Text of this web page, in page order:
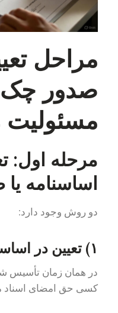
مراحل
صدور چک
مسئولیت
مرحله اول:
اساسنامه
دو روش وجود دارد:
۱) تعیین در اساسنامه
در همان زمان
کسی حق امضای اسناد